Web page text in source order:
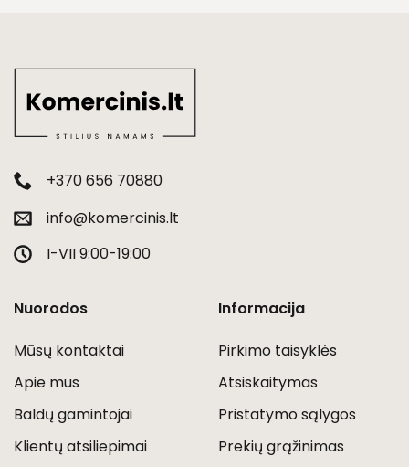
+370 656 70880
info@komercinis.lt
I-VII 9:00-19:00
Nuorodos
Mūsų kontaktai
Apie mus
Baldų gamintojai
Klientų atsiliepimai
Informacija
Pirkimo taisyklės
Atsiskaitymas
Pristatymo sąlygos
Prekių grąžinimas